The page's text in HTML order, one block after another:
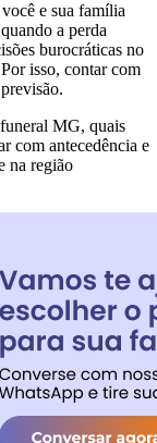
e sua família
a perda
burocráticas no
isso, contar com
MG, quais
com antecedência e
na região